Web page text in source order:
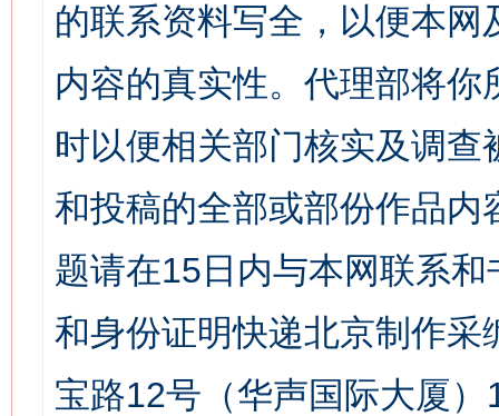
的联系资料写全，以便本
内容的真实性。代理部将
时以便相关部门核实及调
和投稿的全部或部份作品
题请在15日内与本网联系
和身份证明快递北京制作
宝路12号（华声国际大厦